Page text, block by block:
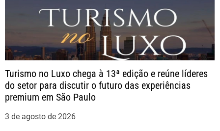
Turismo no Luxo chega à 13ª edição e reúne líderes
do setor para discutir o futuro das experiências
premium em São Paulo
3 de agosto de 2026